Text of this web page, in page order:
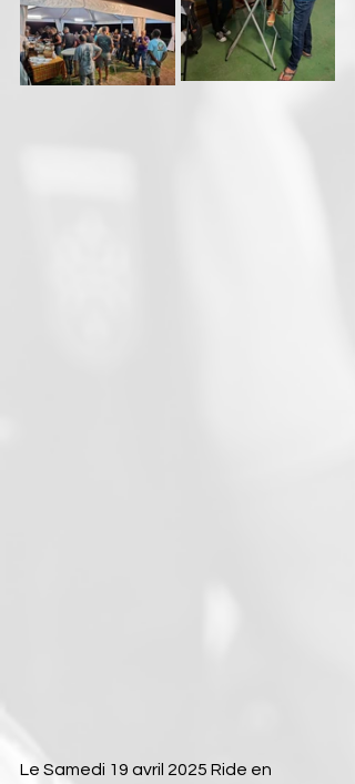
Le Samedi 19 avril 2025 Ride en